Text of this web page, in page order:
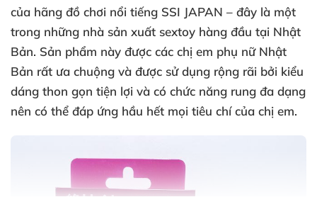
của hãng đồ chơi nổi tiếng SSI JAPAN – đây là một
trong những nhà sản xuất sextoy hàng đầu tại Nhật
Bản. Sản phẩm này được các chị em phụ nữ Nhật
Bản rất ưa chuộng và được sử dụng rộng rãi bởi kiểu
dáng thon gọn tiện lợi và có chức năng rung đa dạng
nên có thể đáp ứng hầu hết mọi tiêu chícủa chị em.